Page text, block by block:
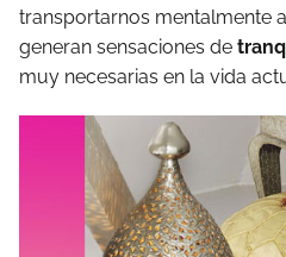
transportarnos mentalmente
generan sensaciones de
muy necesarias en la vida